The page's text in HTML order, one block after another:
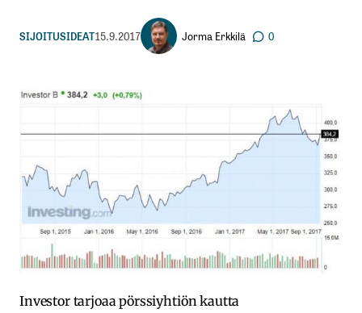
SIJOITUSIDEAT15.9.2017 Jorma Erkkilä 0
Investor tarjoaa pörssiyhtiön kautta